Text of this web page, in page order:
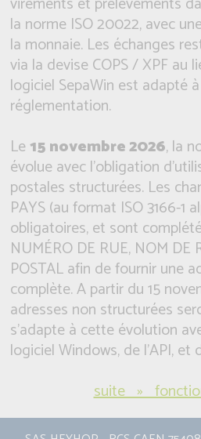
la norme ISO 20022, avec
la monnaie. Les échanges
via la devise COPS / XPF au
logiciel SepaWin est adapté
réglementation.
Le15 novembre 2026, la
évolue avec l'obligation
postales structurées. Les
PAYS (au format ISO 3166-1
obligatoires, et sont
NUMÉRO DE RUE, NOM DE
POSTAL afin de fournir une
complète. A partir du 15
adresses non structurées
s'adapte à cette évolution
logiciel Windows, de l'API, et
suite »